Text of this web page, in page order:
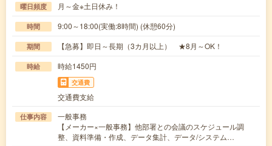
曜日頻度 月～金※土日休み！
時間 9:00～18:00(実働:8時間) (休憩60分)
期間 【急募】即日～長期（3カ月以上） ★8月～OK！
時給 時給1450円
交通費
交通費支給
仕事内容
一般事務
【メーカー×一般事務】他部署との会議のスケジュール調
整、資料準備・作成、データ集計、データ/システム…